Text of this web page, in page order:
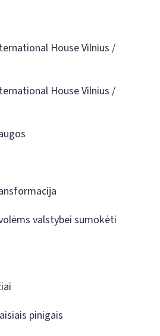
House Vilnius /
House Vilnius /
valstybei sumokėti
pinigais